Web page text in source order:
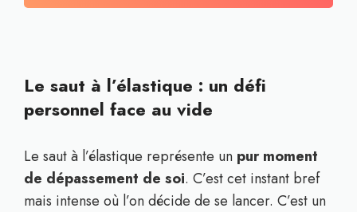
Le saut à l’élastique : un défi
personnel face au vide
Le saut à l’élastique représente un pur moment
de dépassement de soi. C’est cet instant bref
mais intense où l’on décide de se lancer. C’est un